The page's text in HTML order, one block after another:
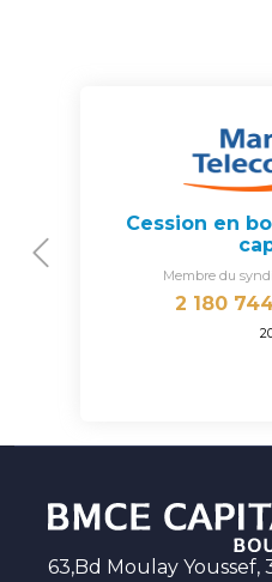
Cession en
Membre du
2 180
Previous
63,Bd Moulay Youssef,